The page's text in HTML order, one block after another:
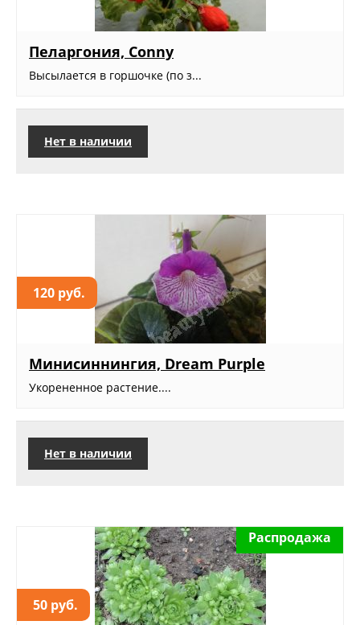
Пеларгония, Conny
Высылается в горшочке (по з...
Нет в наличии
120 руб.
Минисиннингия, Dream Purple
Укорененное растение....
Нет в наличии
50 руб.
Распродажа